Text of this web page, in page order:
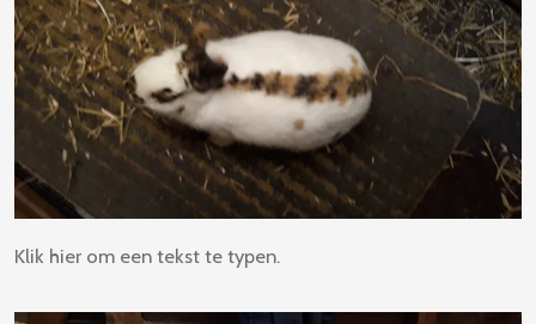
Klik hier om een tekst te typen.